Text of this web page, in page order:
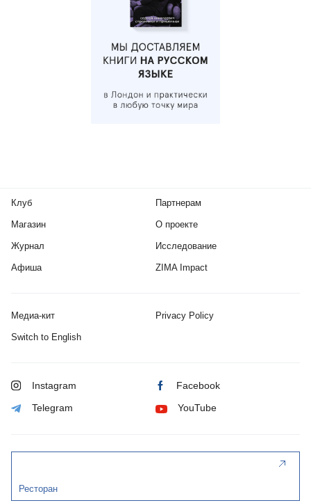
Клуб
Магазин
Журнал
Афиша
Партнерам
О проекте
Исследование
ZIMA Impact
Медиа-кит Privacy Policy
Switch to English
Instagram Facebook
Telegram YouTube
Ресторан